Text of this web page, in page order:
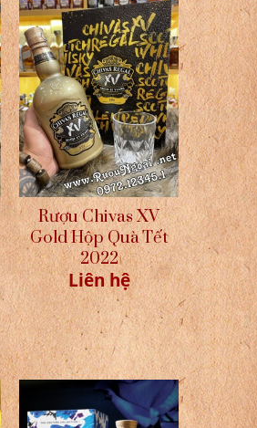
Rượu Chivas XV
Gold Hộp Quà Tết
2022
Liên hệ